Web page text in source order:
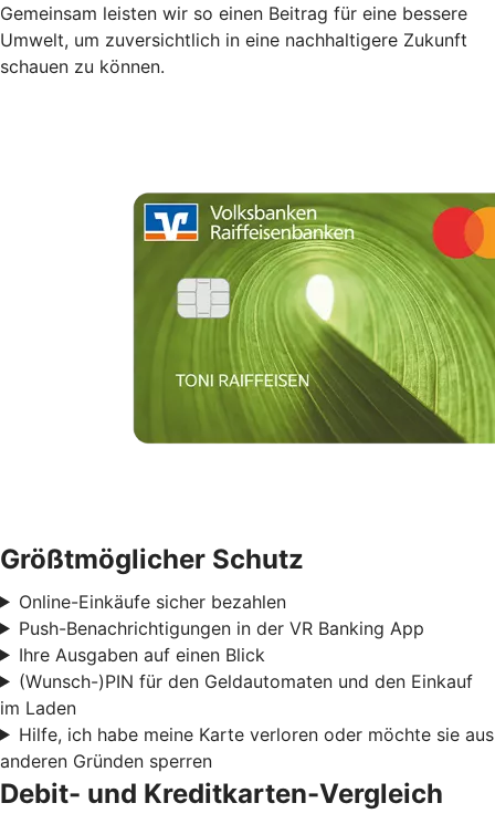
Gemeinsam leisten wir so einen Beitrag für eine bessere
Umwelt, um zuversichtlich in eine nachhaltigere Zukunft
schauen zu können.
Größtmöglicher Schutz
Online-Einkäufe sicher bezahlen
Push-Benachrichtigungen in der VR Banking App
Ihre Ausgaben auf einen Blick
(Wunsch-)PIN für den Geldautomaten und den Einkauf
im Laden
Hilfe, ich habe meine Karte verloren oder möchte sie aus
anderen Gründen sperren
Debit- und Kreditkarten-Vergleich